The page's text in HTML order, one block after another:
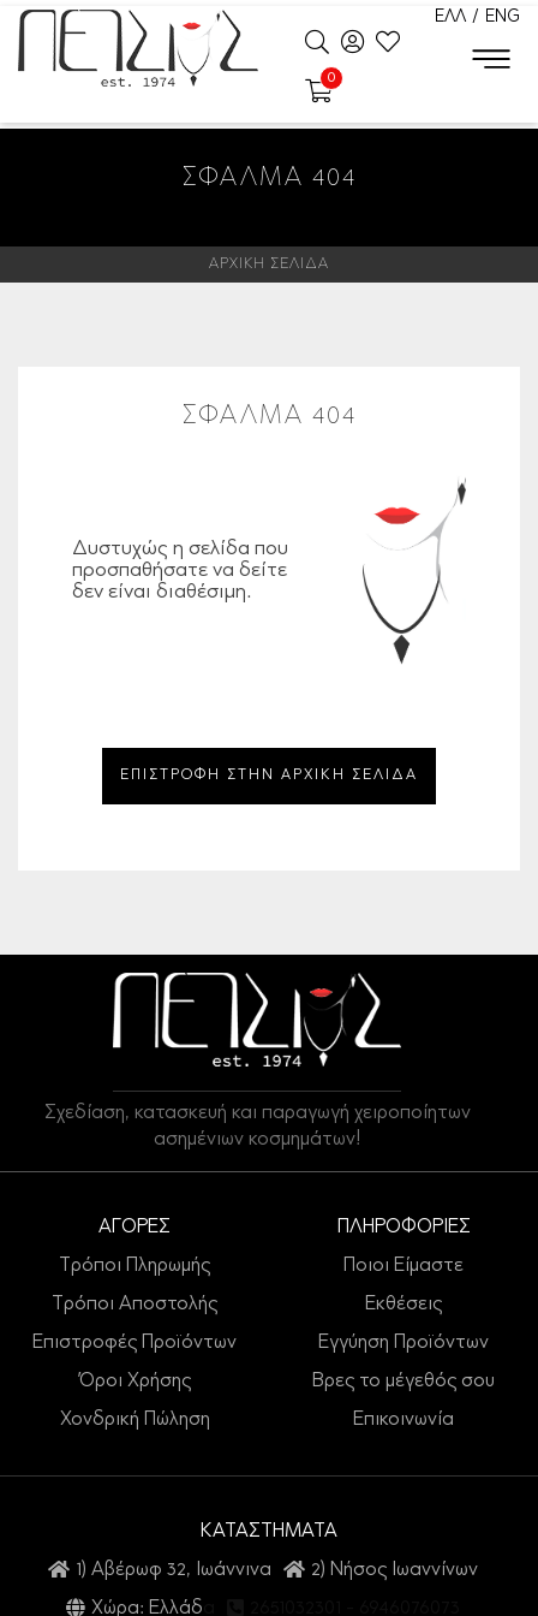
ΕΛΛ / ENG
0
ΣΦΆΛΜΑ 404
ΑΡΧΙΚΗ ΣΕΛΙΔΑ
ΣΦΑΛΜΑ 404
Δυστυχώς η σελίδα που
προσπαθήσατε να δείτε
δεν είναι διαθέσιμη.
ΕΠΙΣΤΡΟΦΗ ΣΤΗΝ ΑΡΧΙΚΗ ΣΕΛΙΔΑ
Σχεδίαση, κατασκευή και παραγωγή χειροποίητων
ασημένιων κοσμημάτων!
ΑΓΟΡΕΣ
Τρόποι Πληρωμής
Τρόποι Αποστολής
Επιστροφές Προϊόντων
Όροι Χρήσης
Χονδρική Πώληση
ΠΛΗΡΟΦΟΡΙΕΣ
Ποιοι Είμαστε
Εκθέσεις
Εγγύηση Προϊόντων
Βρες το μέγεθός σου
Επικοινωνία
ΚΑΤΑΣΤΗΜΑΤΑ
1) Αβέρωφ 32, Ιωάννινα
2) Νήσος Ιωαννίνων
Χώρα: Ελλάδα